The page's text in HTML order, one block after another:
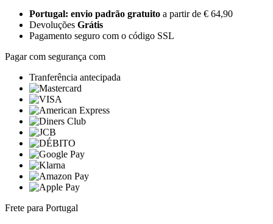
Portugal: envio padrão gratuito a partir de € 64,90
Devoluções Grátis
Pagamento seguro com o código SSL
Pagar com segurança com
Tranferência antecipada
Frete para Portugal